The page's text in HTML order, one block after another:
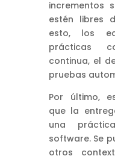
incrementos
estén libres
esto, los
prácticas
continua, el
pruebas
Por último,
que la
una
software. Se
otros